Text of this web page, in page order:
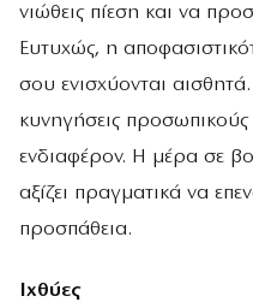
νιώθεις πίεση και να
Ευτυχώς, η
σου ενισχύονται
κυνηγήσεις
ενδιαφέρον. Η μέρα σε
αξίζει πραγματικά να
προσπάθεια.
Ιχθύες